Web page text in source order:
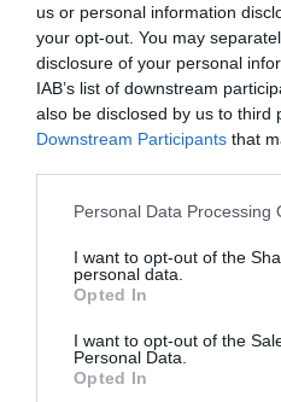
us or personal information
your opt-out. You may
disclosure of your personal
IAB’s list of downstream
also be disclosed by us to third
Downstream Participants that
Personal Data Processing
I want to opt-out of the
personal data.
Opted In
I want to opt-out of the
Personal Data.
Opted In